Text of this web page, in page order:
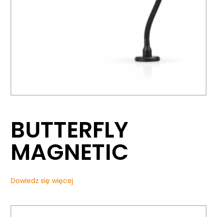
BUTTERFLY
MAGNETIC
Dowiedz się więcej